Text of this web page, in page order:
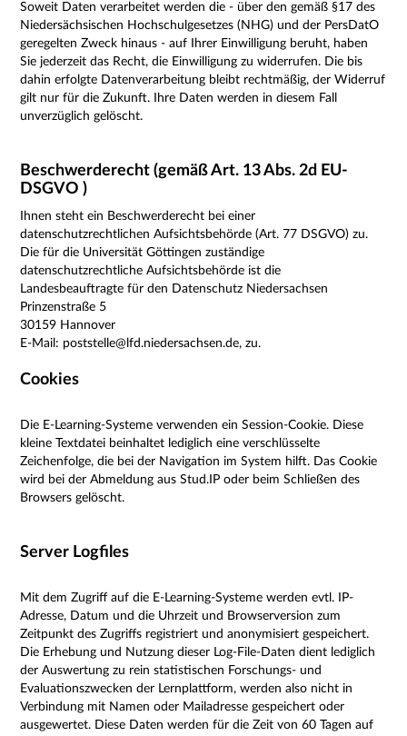
Soweit Daten verarbeitet werden die - über dengemäß §17 des
Niedersächsischen Hochschulgesetzes (NHG) und der PersDatO
geregelten Zweck hinaus -auf Ihrer Einwilligung beruht, haben
Sie jederzeit das Recht, die Einwilligung zu widerrufen. Die bis
dahin erfolgte Datenverarbeitung bleibt rechtmäßig, der Widerruf
gilt nur für die Zukunft. Ihre Daten werden in diesem Fall
unverzüglich gelöscht.
Beschwerderecht (gemäß Art. 13 Abs. 2d EU-
DSGVO )
Ihnen steht ein Beschwerderecht bei einer
datenschutzrechtlichen Aufsichtsbehörde (Art. 77 DSGVO) zu.
Die für die Universität Göttingen zuständige
datenschutzrechtliche Aufsichtsbehörde ist die
Landesbeauftragte für den Datenschutz Niedersachsen
Prinzenstraße 5
30159 Hannover
E-Mail: poststelle@lfd.niedersachsen.de, zu.
Cookies
Die E-Learning-Systeme verwenden ein Session-Cookie. Diese
kleine Textdatei beinhaltet lediglich eine verschlüsselte
Zeichenfolge, die bei der Navigation im System hilft. Das Cookie
wird bei der Abmeldung aus Stud.IP oder beim Schließen des
Browsers gelöscht.
Server Logfiles
Mit dem Zugriff auf die E-Learning-Systeme werden evtl. IP-
Adresse, Datum und die Uhrzeit und Browserversion zum
Zeitpunkt des Zugriffs registriert und anonymisiert gespeichert.
Die Erhebung und Nutzung dieser Log-File-Daten dient lediglich
der Auswertung zu rein statistischen Forschungs- und
Evaluationszwecken der Lernplattform, werden also nicht in
Verbindung mit Namen oder Mailadresse gespeichert oder
ausgewertet. Diese Daten werden für die Zeit von 60 Tagen auf